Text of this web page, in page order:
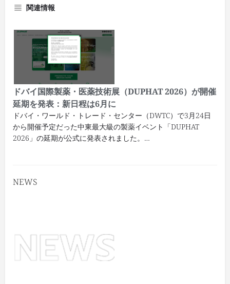
関連情報
ドバイ国際製薬・医薬技術展（DUPHAT 2026）が開催
延期を発表：新日程は6月に
ドバイ・ワールド・トレード・センター（DWTC）で3月24日
から開催予定だった中東最大級の製薬イベント「DUPHAT
2026」の延期が公式に発表されました。…
NEWS